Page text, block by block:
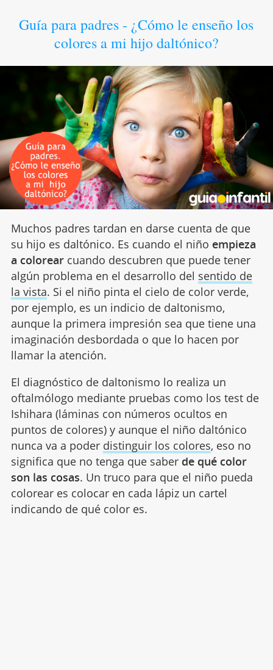
Guía para padres - ¿Cómo le enseño los
colores a mi hijo daltónico?
Muchos padres tardan en darse cuenta de que
su hijo es daltónico. Es cuando el niño empieza
a colorearcuando descubren que puede tener
algún problema en el desarrollo del sentido de
la vista. Si el niño pinta el cielo de color verde,
por ejemplo, es un indicio de daltonismo,
aunque la primera impresión sea que tiene una
imaginación desbordada o que lo hacen por
llamar la atención.
El diagnóstico de daltonismo lo realiza un
oftalmólogo mediante pruebas como los test de
Ishihara (láminas con números ocultos en
puntos de colores) y aunque el niño daltónico
nunca va a poder distinguir los colores, eso no
significa que no tenga que saber de qué color
son las cosas. Un truco para que el niño pueda
colorear es colocar en cada lápiz un cartel
indicando de qué color es.